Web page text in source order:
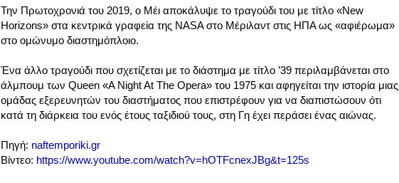
Την Πρωτοχρονιά του 2019, ο Μέι αποκάλυψε το τραγούδι του με τίτλο «New
Horizons» στα κεντρικά γραφεία της NASA στο Μέριλαντ στις ΗΠΑ ως «αφιέρωμα»
στο ομώνυμο διαστημόπλοιο.
Ένα άλλο τραγούδι που σχετίζεται με το διάστημα με τίτλο ’39 περιλαμβάνεται στο
άλμπουμ των Queen «A Night At The Opera» του 1975 και αφηγείται την ιστορία μιας
ομάδας εξερευνητών του διαστήματος που επιστρέφουν για να διαπιστώσουν ότι
κατά τη διάρκεια του ενός έτους ταξιδιού τους, στη Γη έχει περάσει ένας αιώνας.
Πηγή: naftemporiki.gr
Βίντεο: https://www.youtube.com/watch?v=hOTFcnexJBg&t=125s